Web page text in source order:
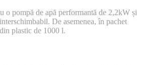
o pompă de apă performantă de 2,2kW și
De asemenea, în pachet
plastic de 1000 l.